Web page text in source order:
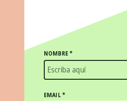
NOMBRE*
EMAIL*